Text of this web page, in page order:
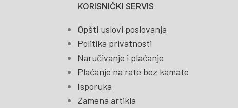
KORISNIČKI SERVIS
Opšti uslovi poslovanja
Politika privatnosti
Naručivanje i plaćanje
Plaćanje na rate bez kamate
Isporuka
Zamena artikla